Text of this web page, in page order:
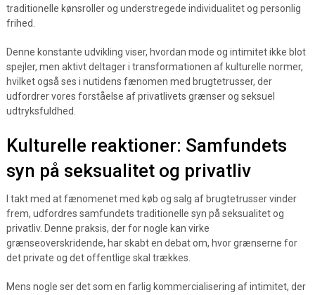
traditionelle kønsroller og understregede individualitet og personlig
frihed.
Denne konstante udvikling viser, hvordan mode og intimitet ikke blot
spejler, men aktivt deltager i transformationen af kulturelle normer,
hvilket også ses i nutidens fænomen med brugtetrusser, der
udfordrer vores forståelse af privatlivets grænser og seksuel
udtryksfuldhed.
Kulturelle reaktioner: Samfundets
syn på seksualitet og privatliv
I takt med at fænomenet med køb og salg af brugtetrusser vinder
frem, udfordres samfundets traditionelle syn på seksualitet og
privatliv. Denne praksis, der for nogle kan virke
grænseoverskridende, har skabt en debat om, hvor grænserne for
det private og det offentlige skal trækkes.
Mens nogle ser det som en farlig kommercialisering af intimitet, der